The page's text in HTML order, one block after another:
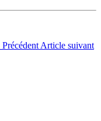
Précédent Article suivant